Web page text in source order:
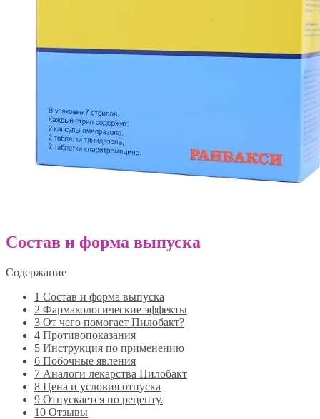
Состав и форма выпуска
Содержание
1 Состав и форма выпуска
2 Фармакологические эффекты
3 От чего помогает Пилобакт?
4 Противопоказания
5 Инструкция по применению
6 Побочные явления
7 Аналоги лекарства Пилобакт
8 Цена и условия отпуска
9 Отпускается по рецепту.
10 Отзывы